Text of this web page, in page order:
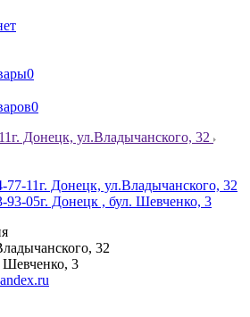
0
0
г. Донецк, ул.Владычанского, 32
77-11г. Донецк, ул.Владычанского, 32
93-05г. Донецк , бул. Шевченко, 3
32
Шевченко, 3